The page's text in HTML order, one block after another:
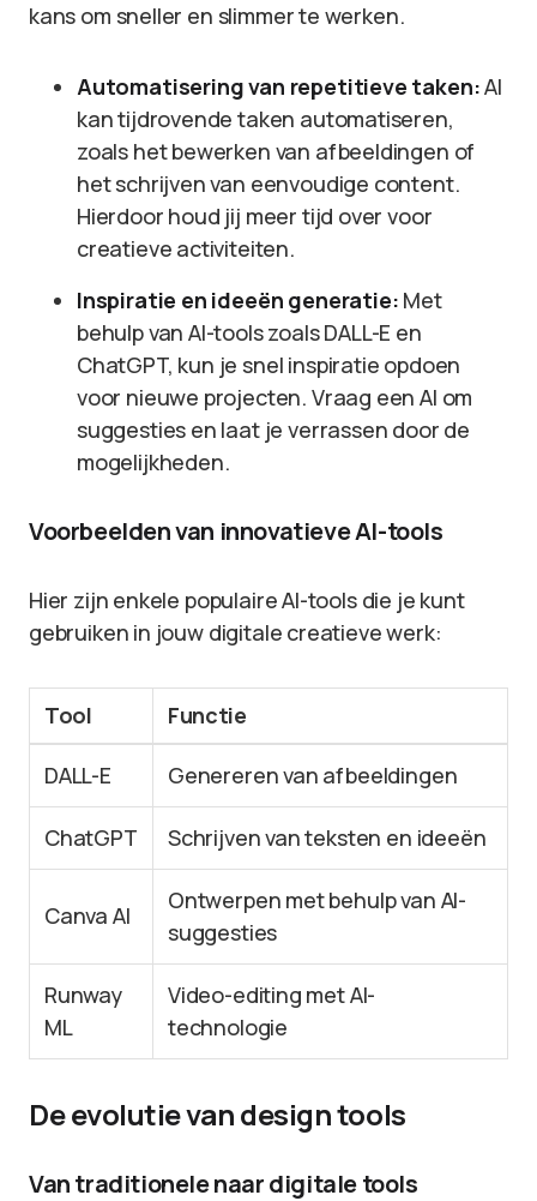
kans om sneller en slimmer te werken.
Automatisering van repetitieve taken:AI
kan tijdrovende taken automatiseren,
zoals het bewerken van afbeeldingen of
het schrijven van eenvoudige content.
Hierdoor houd jij meer tijd over voor
creatieve activiteiten.
Inspiratie en ideeën generatie: Met
behulp van AI-tools zoals DALL-E en
ChatGPT, kun je snel inspiratie opdoen
voor nieuwe projecten. Vraag een AI om
suggesties en laat je verrassen door de
mogelijkheden.
Voorbeelden van innovatieve AI-tools
Hier zijn enkele populaire AI-tools die je kunt
gebruiken in jouw digitale creatieve werk:
Tool Functie
DALL-E Genereren van afbeeldingen
ChatGPT Schrijven van teksten en ideeën
Canva AI
Ontwerpen met behulp van AI-
suggesties
Runway
ML
Video-editing met AI-
technologie
De evolutie van design tools
Van traditionele naar digitale tools